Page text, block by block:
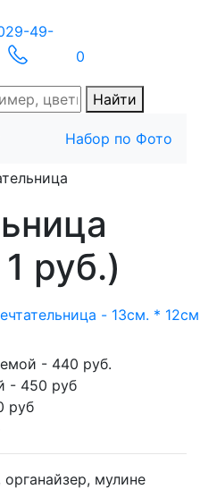
49-
0
Найти
Набор по Фото
руб.)
- 440 руб.
- 450 руб
руб
органайзер, мулине